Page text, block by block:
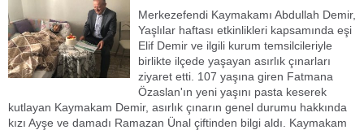
Merkezefendi Kaymakamı Abdullah Demir,
Yaşlılar haftası etkinlikleri kapsamında eşi
Elif Demir ve ilgili kurum temsilcileriyle
birlikte ilçede yaşayan asırlık çınarları
ziyaret etti. 107 yaşına giren Fatmana
Özaslan'ın yeni yaşını pasta keserek
kutlayan Kaymakam Demir, asırlık çınarın genel durumu hakkında
kızı Ayşe ve damadı Ramazan Ünal çiftinden bilgi aldı. Kaymakam